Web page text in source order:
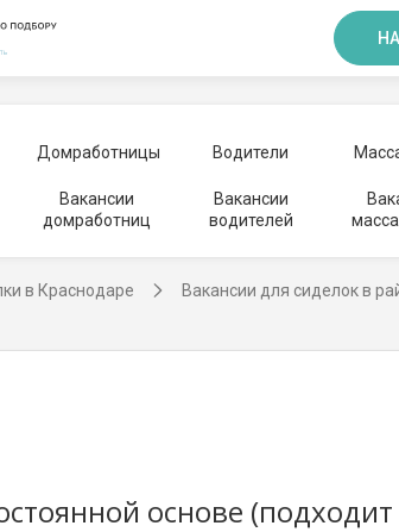
Домработницы Водители
Вакансии
домработниц
Вакансии
водителей
в Краснодаре
Вакансии для сиделок в
основе